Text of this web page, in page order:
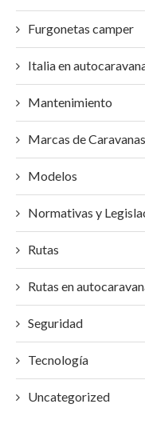
Furgonetas camper
Italia en
Mantenimiento
Marcas de
Modelos
Normativas y
Rutas
Rutas en
Seguridad
Tecnología
Uncategorized